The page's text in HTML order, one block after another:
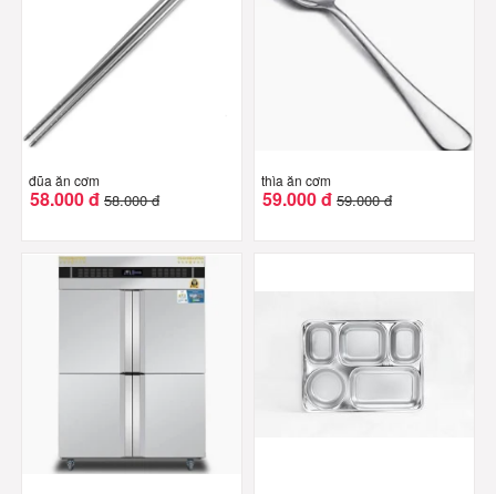
đũa ăn cơm
58.000 đ 58.000 đ
thìa ăn cơm
59.000 đ 59.000 đ